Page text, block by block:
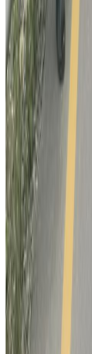
२०२६ अगस्ट ३
जनाको शव
२०२६ अगस्ट १
कुवेतमा
तनावमा
२०२६ अगस्ट १
भौतिक